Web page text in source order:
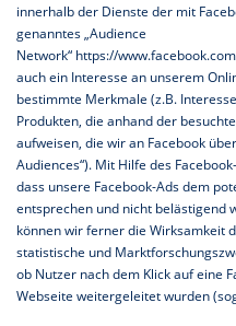
innerhalb der Dienste der mit
genanntes „Audience
Network“ https://
auch ein Interesse an unserem
bestimmte Merkmale (z.B.
Produkten, die anhand der
aufweisen, die wir an Facebook
Audiences“). Mit Hilfe des
dass unsere Facebook-Ads dem
entsprechen und nicht belästigend
können wir ferner die Wirksamkeit
statistische und
ob Nutzer nach dem Klick auf eine
Webseite weitergeleitet wurden